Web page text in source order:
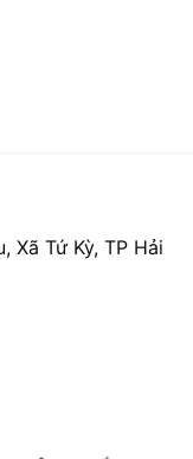
Xã Tứ Kỳ, TP Hải